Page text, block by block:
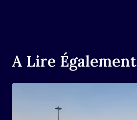
A Lire Également